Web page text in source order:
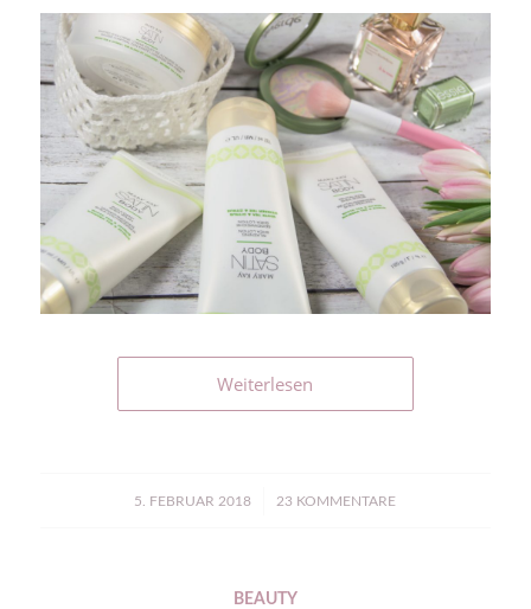
Weiterlesen
5. FEBRUAR 2018
/ 23 KOMMENTARE
BEAUTY